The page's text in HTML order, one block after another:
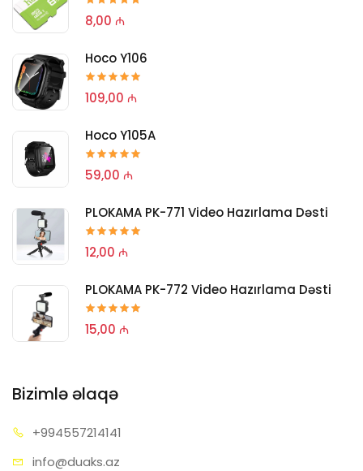
8,00 ₼
Hoco Y106
109,00 ₼
Hoco Y105A
59,00 ₼
PLOKAMA PK-771 Video Hazırlama Dəsti
12,00 ₼
PLOKAMA PK-772 Video Hazırlama Dəsti
15,00 ₼
Bizimlə əlaqə
+994557214141
info@duaks.az